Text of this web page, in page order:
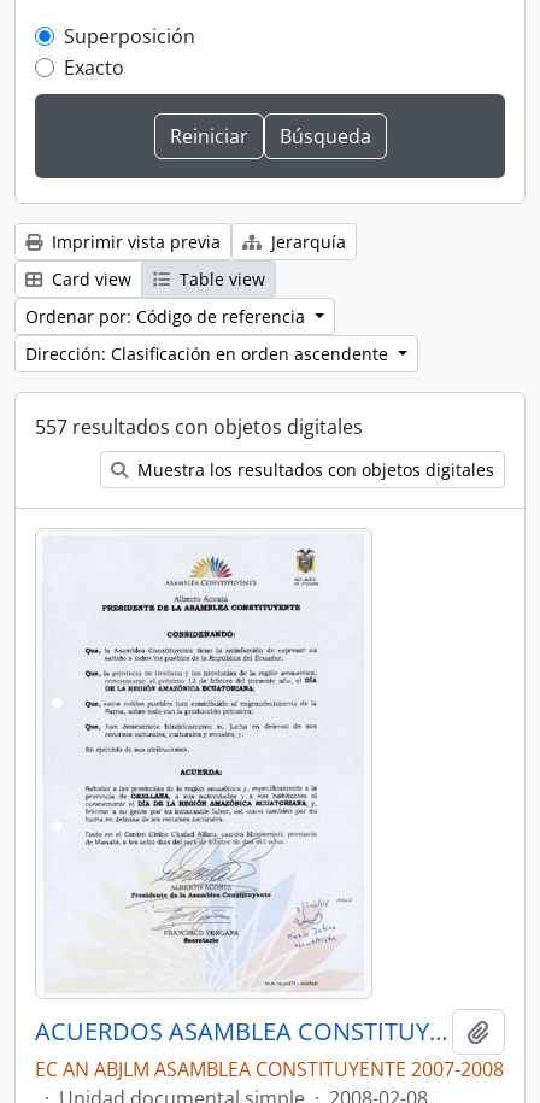
Superposición
Exacto
Imprimir vista previa
Jerarquía
Card view
Table view
Ordenar por: Código de referencia
Dirección: Clasificación en orden ascendente
557 resultados con objetos digitales
Muestra los resultados con objetos digitales
ACUERDOS ASAMBLEA CONSTITUYENTE 2007-2008
EC AN ABJLM ASAMBLEA CONSTITUYENTE 2007-2008